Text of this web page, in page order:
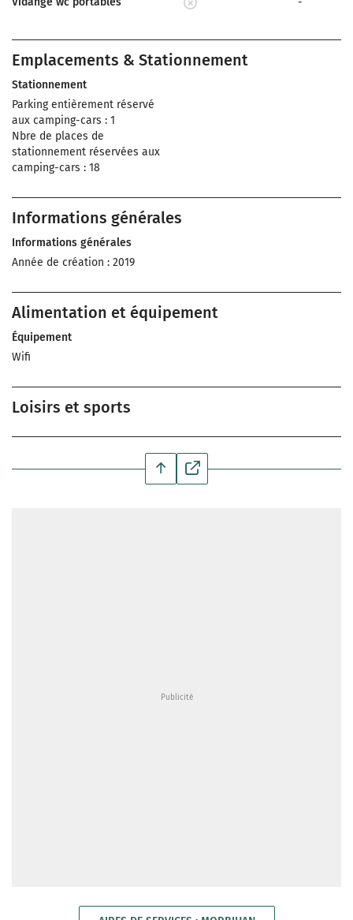
Emplacements & Stationnement
Stationnement
Parking entièrement réservé
aux camping-cars : 1
Nbre de places de
stationnement réservées aux
camping-cars : 18
Informations générales
Informations générales
Année de création : 2019
Alimentation et équipement
Équipement
Wifi
Loisirs et sports